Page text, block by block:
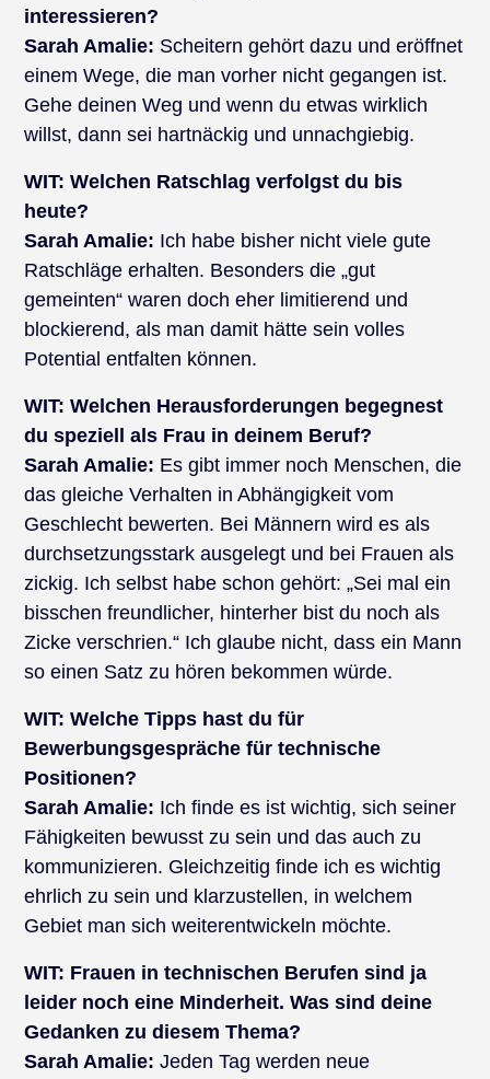
interessieren?
Sarah Amalie: Scheitern gehört dazu und eröffnet
einem Wege, die man vorher nicht gegangen ist.
Gehe deinen Weg und wenn du etwas wirklich
willst, dann sei hartnäckig und unnachgiebig.
WIT: Welchen Ratschlag verfolgst du bis
heute?
Sarah Amalie: Ich habe bisher nicht viele gute
Ratschläge erhalten. Besonders die „gut
gemeinten“ waren doch eher limitierend und
blockierend, als man damit hätte sein volles
Potential entfalten können.
WIT: Welchen Herausforderungen begegnest
du speziell als Frau in deinem Beruf?
Sarah Amalie: Es gibt immer noch Menschen, die
das gleiche Verhalten in Abhängigkeit vom
Geschlecht bewerten. Bei Männern wird es als
durchsetzungsstark ausgelegt und bei Frauen als
zickig. Ich selbst habe schon gehört: „Sei mal ein
bisschen freundlicher, hinterher bist du noch als
Zicke verschrien.“ Ich glaube nicht, dass ein Mann
so einen Satz zu hören bekommen würde.
WIT: Welche Tipps hast du für
Bewerbungsgespräche für technische
Positionen?
Sarah Amalie: Ich finde es ist wichtig, sich seiner
Fähigkeiten bewusst zu sein und das auch zu
kommunizieren. Gleichzeitig finde ich es wichtig
ehrlich zu sein und klarzustellen, in welchem
Gebiet man sich weiterentwickeln möchte.
WIT: Frauen in technischen Berufen sind ja
leider noch eine Minderheit. Was sind deine
Gedanken zu diesem Thema?
Sarah Amalie: Jeden Tag werden neue